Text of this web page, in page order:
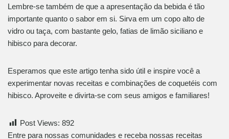
Lembre-se também de que a apresentação da bebida é tão
importante quanto o sabor em si. Sirva em um copo alto de
vidro ou taça, com bastante gelo, fatias de limão siciliano e
hibisco para decorar.
Esperamos que este artigo tenha sido útil e inspire você a
experimentar novas receitas e combinações de coquetéis com
hibisco. Aproveite e divirta-se com seus amigos e familiares!
Post Views: 892
Entre para nossas comunidades e receba nossas receitas